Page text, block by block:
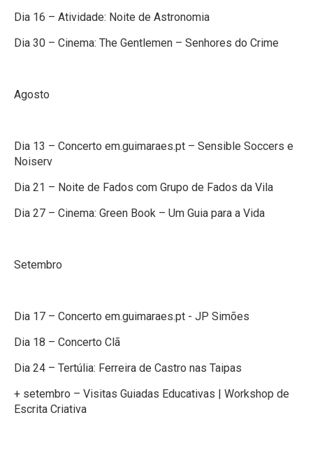
Dia 16 – Atividade: Noite de Astronomia
Dia 30 – Cinema: The Gentlemen – Senhores do Crime
Agosto
Dia 13 – Concerto em.guimaraes.pt – Sensible Soccers e
Noiserv
Dia 21 – Noite de Fados com Grupo de Fados da Vila
Dia 27 – Cinema: Green Book – Um Guia para a Vida
Setembro
Dia 17 – Concerto em.guimaraes.pt - JP Simões
Dia 18 – Concerto Clã
Dia 24 – Tertúlia: Ferreira de Castro nas Taipas
+ setembro – Visitas Guiadas Educativas | Workshop de
Escrita Criativa